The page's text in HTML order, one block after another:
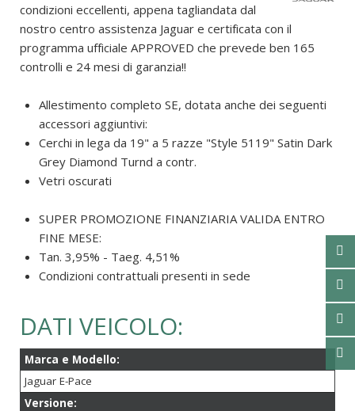
condizioni eccellenti, appena tagliandata dal
nostro centro assistenza Jaguar e certificata con il
programma ufficiale APPROVED che prevede ben 165
controlli e 24 mesi di garanzia!!
Allestimento completo SE, dotata anche dei seguenti
accessori aggiuntivi:
Cerchi in lega da 19" a 5 razze "Style 5119" Satin Dark
Grey Diamond Turnd a contr.
Vetri oscurati
SUPER PROMOZIONE FINANZIARIA VALIDA ENTRO
FINE MESE:
Tan. 3,95% - Taeg. 4,51%
Condizioni contrattuali presenti in sede
DATI VEICOLO:
Marca e Modello:
Jaguar E-Pace
Versione: